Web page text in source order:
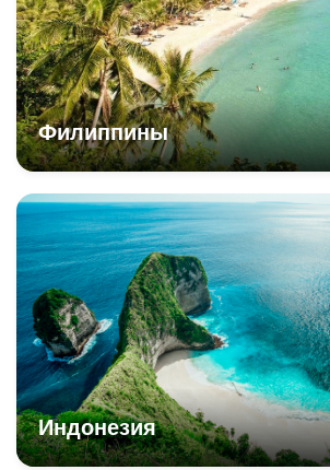
Филиппины
Индонезия